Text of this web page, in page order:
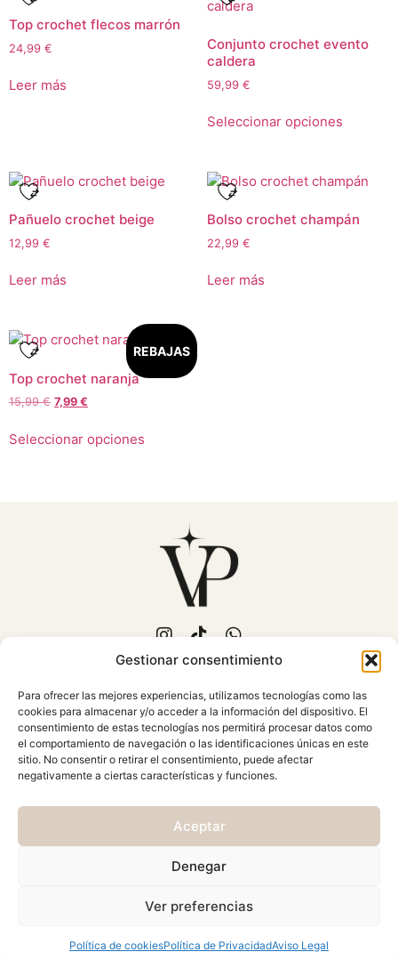
Gestionar consentimiento
Para ofrecer las mejores experiencias, utilizamos tecnologías como las
cookies para almacenar y/o acceder a la información del dispositivo. El
consentimiento de estas tecnologías nos permitirá procesar datos como
el comportamiento de navegación o las identificaciones únicas en este
sitio. No consentir o retirar el consentimiento, puede afectar
negativamente a ciertas características y funciones.
Aceptar
Denegar
Ver preferencias
Política de cookiesPolítica de PrivacidadAviso Legal
Top crochet flecos marrón
24,99 €
Leer más
Conjunto crochet evento
caldera
59,99 €
Seleccionar opciones
Pañuelo crochet beige
12,99 €
Leer más
Bolso crochet champán
22,99 €
Leer más
REBAJAS
Top crochet naranja
15,99€ 7,99 €
Seleccionar opciones
C/Fuente Piedra, 15
Mollina (Málaga)
Atención al cliente: Lunes a
Viernes 10:00 - 18:00
CONDICIONES GENERALES
CAMBIOS Y DEVOLUCIONES
POLÍTICA DE COOKIES
© 2026 Viste & Presume | web:>_concienciAutomata_